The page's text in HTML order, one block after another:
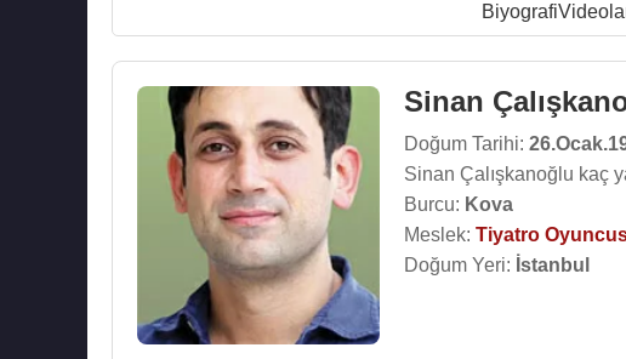
Biyografi
Sinan
Doğum Tarihi:
Sinan Çalışkanoğlu kaç
Burcu: Kova
Meslek: Tiyatro
Doğum Yeri: İstanbul